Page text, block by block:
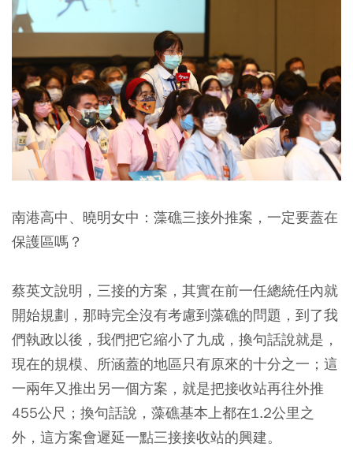
南港高中、曉明女中：藻礁三接外推案，一定要蓋在
保護區嗎？
蔡英文說明，三接的方案，其實在前一任總統任內就
開始規劃，那時完全沒有考慮到藻礁的問題，到了我
們執政以後，我們把它縮小了九成，換句話說就是，
現在的規模、所涵蓋的地區只有原來的十分之一；這
一兩年又推出另一個方案，就是把接收站再往外推
455公尺；換句話說，藻礁基本上都在1.2公里之
外，這方案會遲延一點三接接收站的興建。